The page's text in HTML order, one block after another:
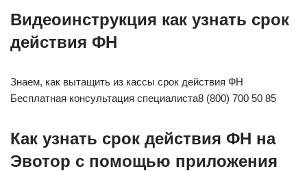
Видеоинструкция как узнать срок
действия ФН
Знаем, как вытащить из кассы срок действия ФН
Бесплатная консультация специалиста8 (800) 700 50 85
Как узнать срок действия ФН на
Эвотор с помощью приложения